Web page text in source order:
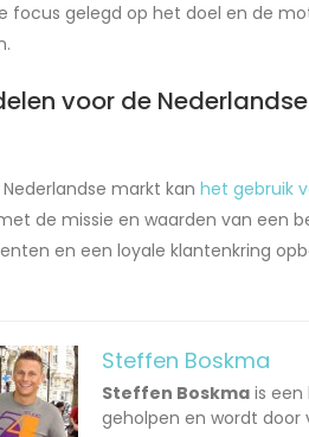
focus gelegd op het doel en de
voor de
markt kan het gebruik
de missie en waarden van een
en een loyale klantenkring
Steffen Boskma
Steffen Boskma is een
geholpen en wordt door